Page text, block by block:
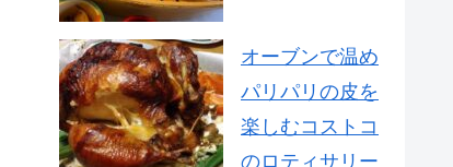
オーブンで温め
パリパリの皮を
楽しむコストコ
のロティサリー